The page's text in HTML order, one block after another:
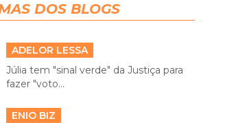
DOS BLOGS
ADELOR LESSA
Júlia tem "sinal verde" da Justiça para
fazer "voto...
ENIO BIZ